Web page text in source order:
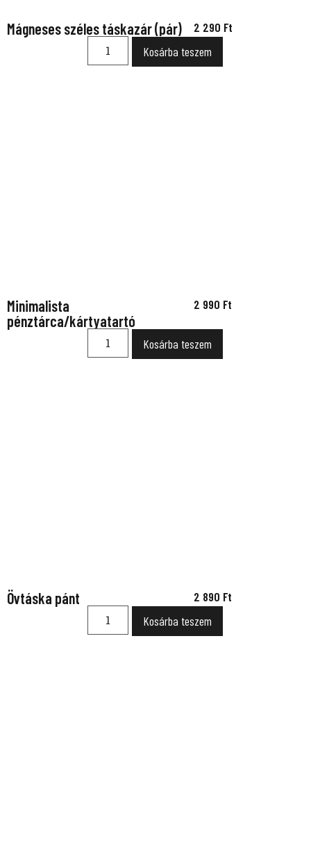
Mágneses széles táskazár (pár) 2 290 Ft
Kosárba teszem
Minimalista
pénztárca/kártyatartó
2 990 Ft
Kosárba teszem
Övtáska pánt 2 890 Ft
Kosárba teszem